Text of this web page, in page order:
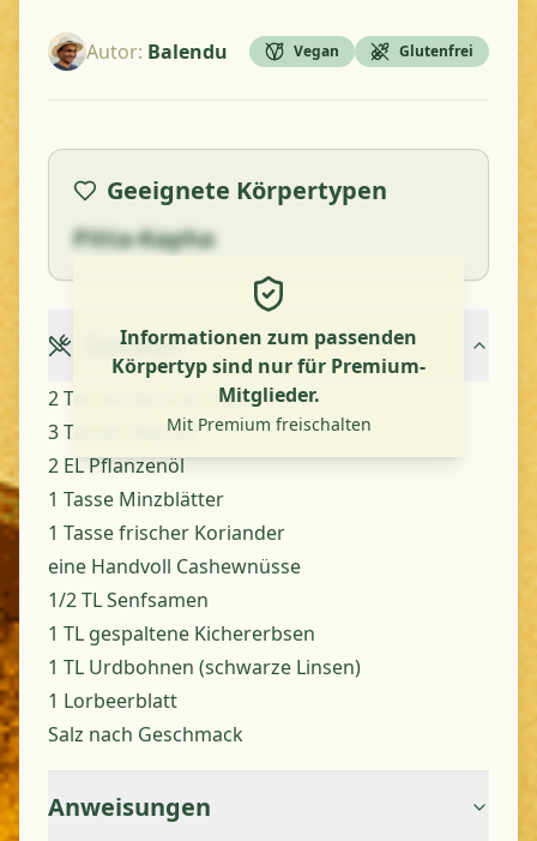
Autor: Balendu Vegan Glutenfrei
Geeignete Körpertypen
Pitta-Kapha
Informationen zum passenden
Körpertyp sind nur für Premium-
Mitglieder.
Mit Premium freischalten
Zutaten
2 Tassen Basmati-Reis
3 Tassen Wasser
2 EL Pflanzenöl
1 Tasse Minzblätter
1 Tasse frischer Koriander
eine Handvoll Cashewnüsse
1/2 TL Senfsamen
1 TL gespaltene Kichererbsen
1 TL Urdbohnen (schwarze Linsen)
1 Lorbeerblatt
Salz nach Geschmack
Anweisungen